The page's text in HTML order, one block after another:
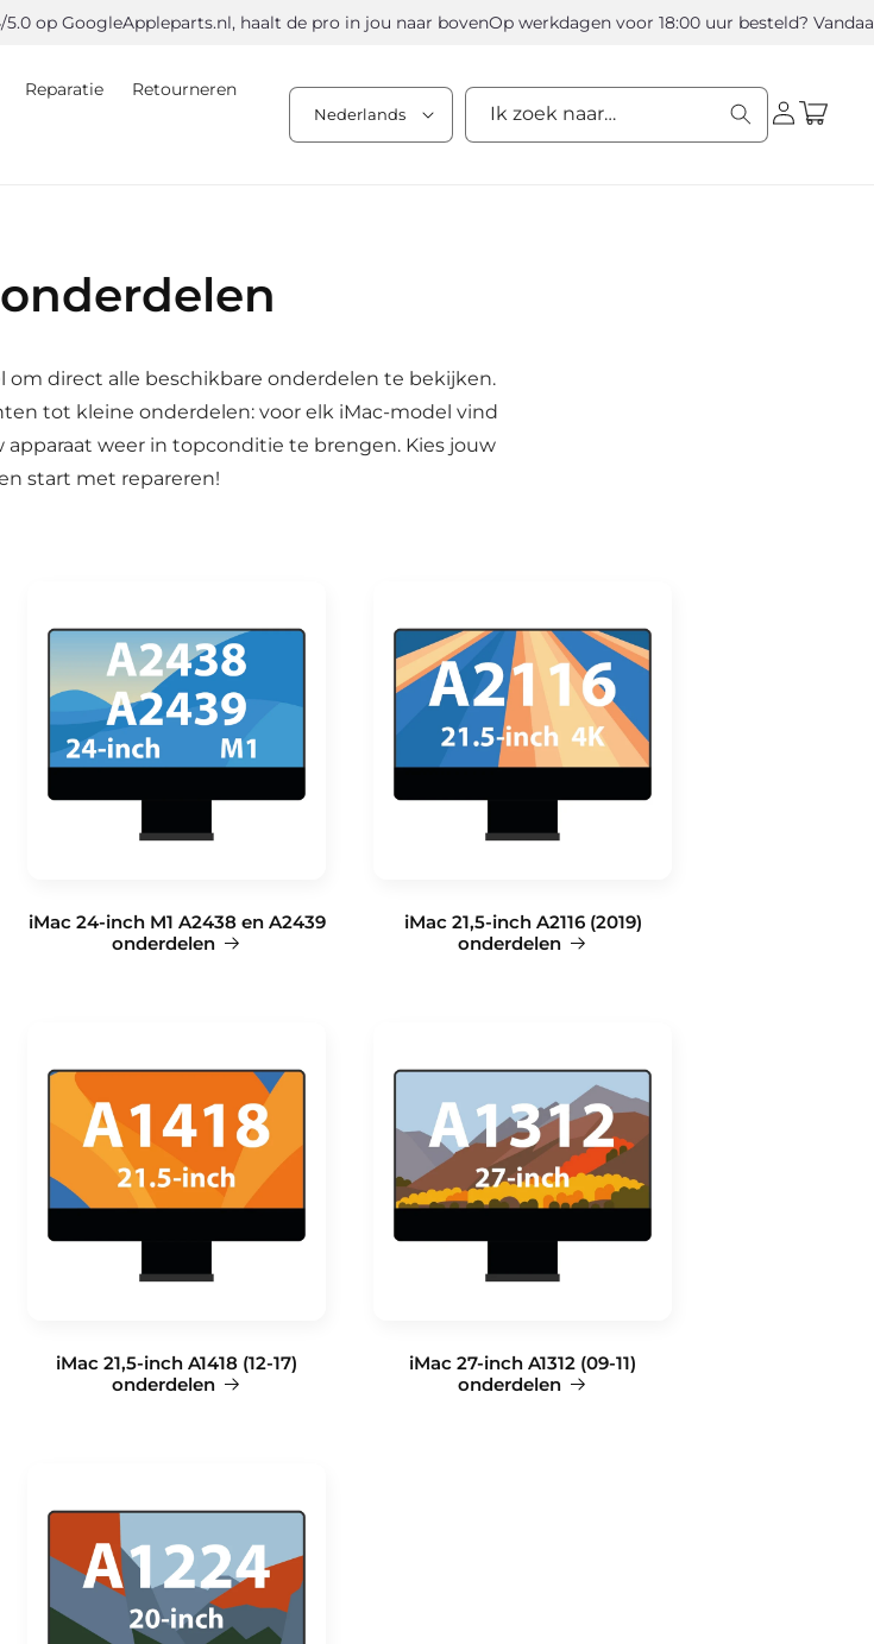
op GoogleAppleparts.nl, haalt de pro in jou naar bovenOp werkdagen voor 18:00 uur besteld? Vandaag
Reparatie Retourneren
Nederlands Ik zoek naar…
Inloggen
Winkelwagen
direct alle beschikbare onderdelen te bekijken.
tot kleine onderdelen: voor elk iMac-model vind
weer in topconditie te brengen. Kies jouw
start met repareren!
iMac 24-inch M1 A2438 en A2439
onderdelen
iMac 21,5-inch A2116 (2019)
onderdelen
iMac 21,5-inch A1418 (12-17)
onderdelen
iMac 27-inch A1312 (09-11)
onderdelen